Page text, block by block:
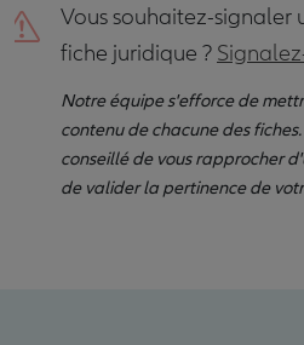
Vous souhaitez-signaler
fiche juridique ?
Notre équipe s'efforce de
contenu de chacune des
conseillé de vous rapprocher
de valider la pertinence de